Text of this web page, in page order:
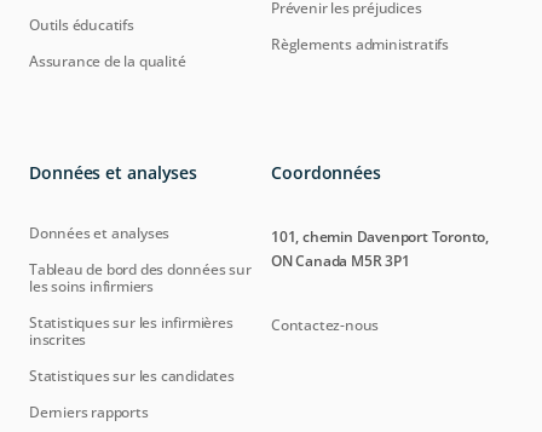
Outils éducatifs
Assurance de la qualité
Prévenir les préjudices
Règlements administratifs
Données et analyses
Données et analyses
Tableau de bord des données sur
les soins infirmiers
Statistiques sur les infirmières
inscrites
Statistiques sur les candidates
Derniers rapports
Coordonnées
101, chemin Davenport Toronto,
ON Canada M5R 3P1
Contactez-nous